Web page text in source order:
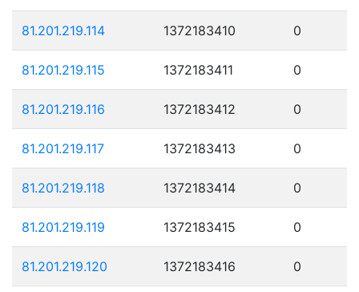
81.201.219.114 1372183410 0
81.201.219.115 1372183411 0
81.201.219.116 1372183412 0
81.201.219.117 1372183413 0
81.201.219.118 1372183414 0
81.201.219.119 1372183415 0
81.201.219.120 1372183416 0